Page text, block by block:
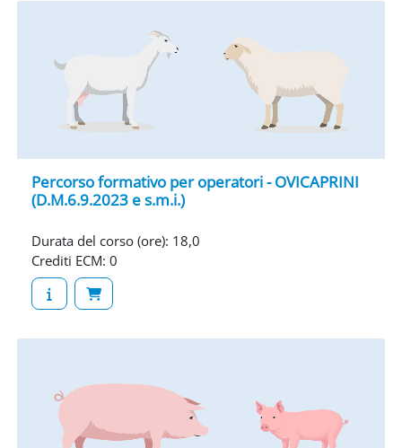
Percorso formativo per operatori - OVICAPRINI
(D.M.6.9.2023 e s.m.i.)
Durata del corso (ore): 18,0
Crediti ECM: 0